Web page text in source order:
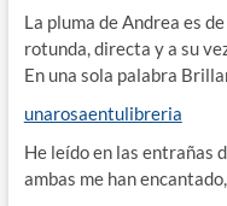
La pluma de Andrea es
rotunda, directa y a su
En una sola palabra
unarosaentulibreria
He leído en las entrañas
ambas me han